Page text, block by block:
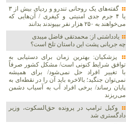
گفته‌های یک روحانی تندرو و ردپای بیش از ۳
یا ۴ جرم جدی امنیتی و کیفری / آن‌هایی که
می‌خواهند به ۲۵۰ هزار نفر بپیوندند بدانند
یادداشتی از: محمدتقی فاضل میبدی
چه جریانی پشت این داستان تلخ است؟
پزشکیان‌: بهترین زمان برای دستیابی به
توافق شرایط کنونی است/ مشکل کشور صرفاً
با تغییر افراد حل نمی‌شود/ برای همیشه
نمی‌توان جنگید؛ بالاخره باید آن را در نقطه‌ای به
پایان رساند/ برخی افراد آب به آسیاب دشمن
می‌ریزند
وکیل ترامپ در پرونده حق‌السکوت، وزیر
دادگستری شد